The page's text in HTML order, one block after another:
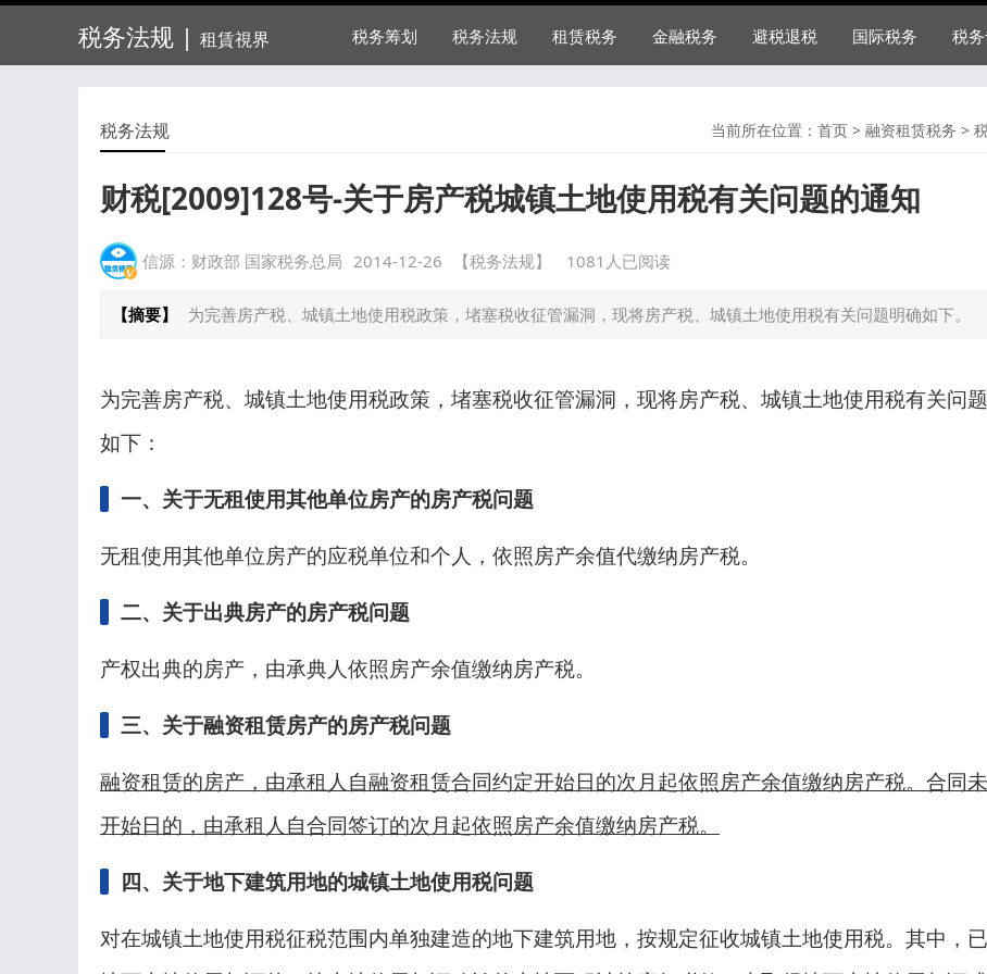
税务法规 | 租賃視界 税务筹划 税务法规 租赁税务 金融税务 避税退税 国际税务 税
当前所在位置： 首页 > 融资租赁税务 >
税务法规
财税[2009]128号-关于房产税城镇土地使用税有关问题的通知
信源：财政部 国家税务总局 2014-12-26 【税务法规】 1081人已阅读
【摘要】 为完善房产税、城镇土地使用税政策，堵塞税收征管漏洞，现将房产税、城镇土地使用税有关问题明确如下。
为完善房产税、城镇土地使用税政策，堵塞税收征管漏洞，现将房产税、城镇土地使用税有关问
如下：
一、关于无租使用其他单位房产的房产税问题
无租使用其他单位房产的应税单位和个人，依照房产余值代缴纳房产税。
二、关于出典房产的房产税问题
产权出典的房产，由承典人依照房产余值缴纳房产税。
三、关于融资租赁房产的房产税问题
融资租赁的房产，由承租人自融资租赁合同约定开始日的次月起依照房产余值缴纳房产税。合同
开始日的，由承租人自合同签订的次月起依照房产余值缴纳房产税。
四、关于地下建筑用地的城镇土地使用税问题
对在城镇土地使用税征税范围内单独建造的地下建筑用地，按规定征收城镇土地使用税。其中，